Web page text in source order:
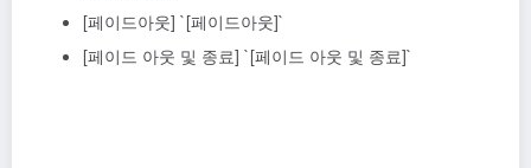
[페이드아웃] `[페이드아웃]`
[페이드 아웃 및 종료] `[페이드 아웃 및 종료]`